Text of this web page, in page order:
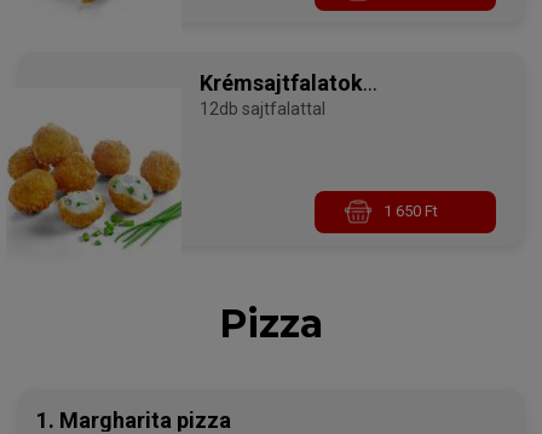
Krémsajtfalatok
metélőhagymával
12db sajtfalattal
1 650 Ft
Pizza
1. Margharita pizza